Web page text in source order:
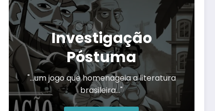
Investigação
Póstuma
"…um jogo que homenageia a literatura
brasileira…"